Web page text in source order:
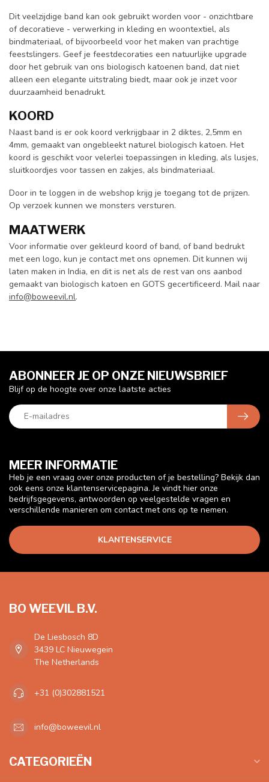
Dit veelzijdige band kan ook gebruikt worden voor - onzichtbare
of decoratieve - verwerking in kleding en woontextiel, als
bindmateriaal, of bijvoorbeeld voor het maken van prachtige
feestslingers. Geef je feestdecoraties een natuurlijke upgrade
door het gebruik van ons biologisch katoenen band, dat niet
alleen een elegante uitstraling biedt, maar ook je inzet voor
duurzaamheid benadrukt.
KOORD
Naast band is er ook koord verkrijgbaar in 2 diktes, 2,5mm en
4mm, gemaakt van ongebleekt naturel biologisch katoen. Het
koord is geschikt voor velerlei toepassingen in kleding, als lusjes,
sluitkoordjes voor tassen en zakjes, als bindmateriaal.
Door in te loggen in de webshop krijg je toegang tot de prijzen.
Op verzoek kunnen we monsters versturen.
MAATWERK
Voor informatie over gekleurd koord of band, of band bedrukt
met een logo, kun je contact met ons opnemen. Dit kunnen wij
laten maken in India, en dit is net als de rest van ons aanbod
gemaakt van biologisch katoen en GOTS gecertificeerd. Mail naar
info@boweevil.nl.
MEER INFORMATIE
Heb je een vraag over onze producten of je bestelling? Bekijk dan
ook eens onze klantenservicepagina. Je vindt hier onze
bedrijfsgegevens, antwoorden op veelgestelde vragen en
verschillende manieren om contact met ons op te nemen.
KLANTENSERVICE
ABONNEER JE OP ONZE NIEUWSBRIEF
Blijf op de hoogte over onze laatste acties
BO WEEVIL B.V.
De Liesbosch 8D
3439 LC Nieuwegein
The Netherlands
+31 (0)302881521
info@boweevil.nl
CATEGORIEËN